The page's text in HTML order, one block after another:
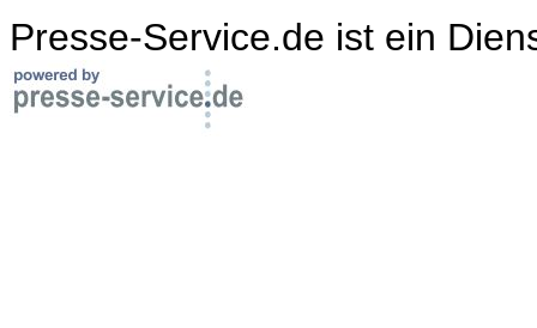
Presse-Service.de ist ein